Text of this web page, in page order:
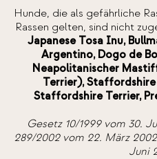
Hunde, die als gefährliche
Rassen gelten, sind nicht
Japanese Tosa Inu,
Argentino, Dogo de
Neapolitanischer
Terrier),
Staffordshire Terrier,
Gesetz 10/1999 vom 30.
289/2002 vom 22. März
Juni